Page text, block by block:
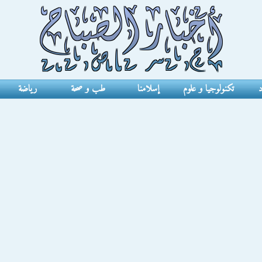
تكنولوجيا و علوم إسلامنا طب و صحة رياضة